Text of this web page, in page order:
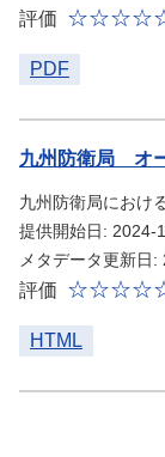
評価
PDF
九州防衛局 オ
九州防衛局におけ
提供開始日: 2024-
メタデータ更新日:
評価
HTML